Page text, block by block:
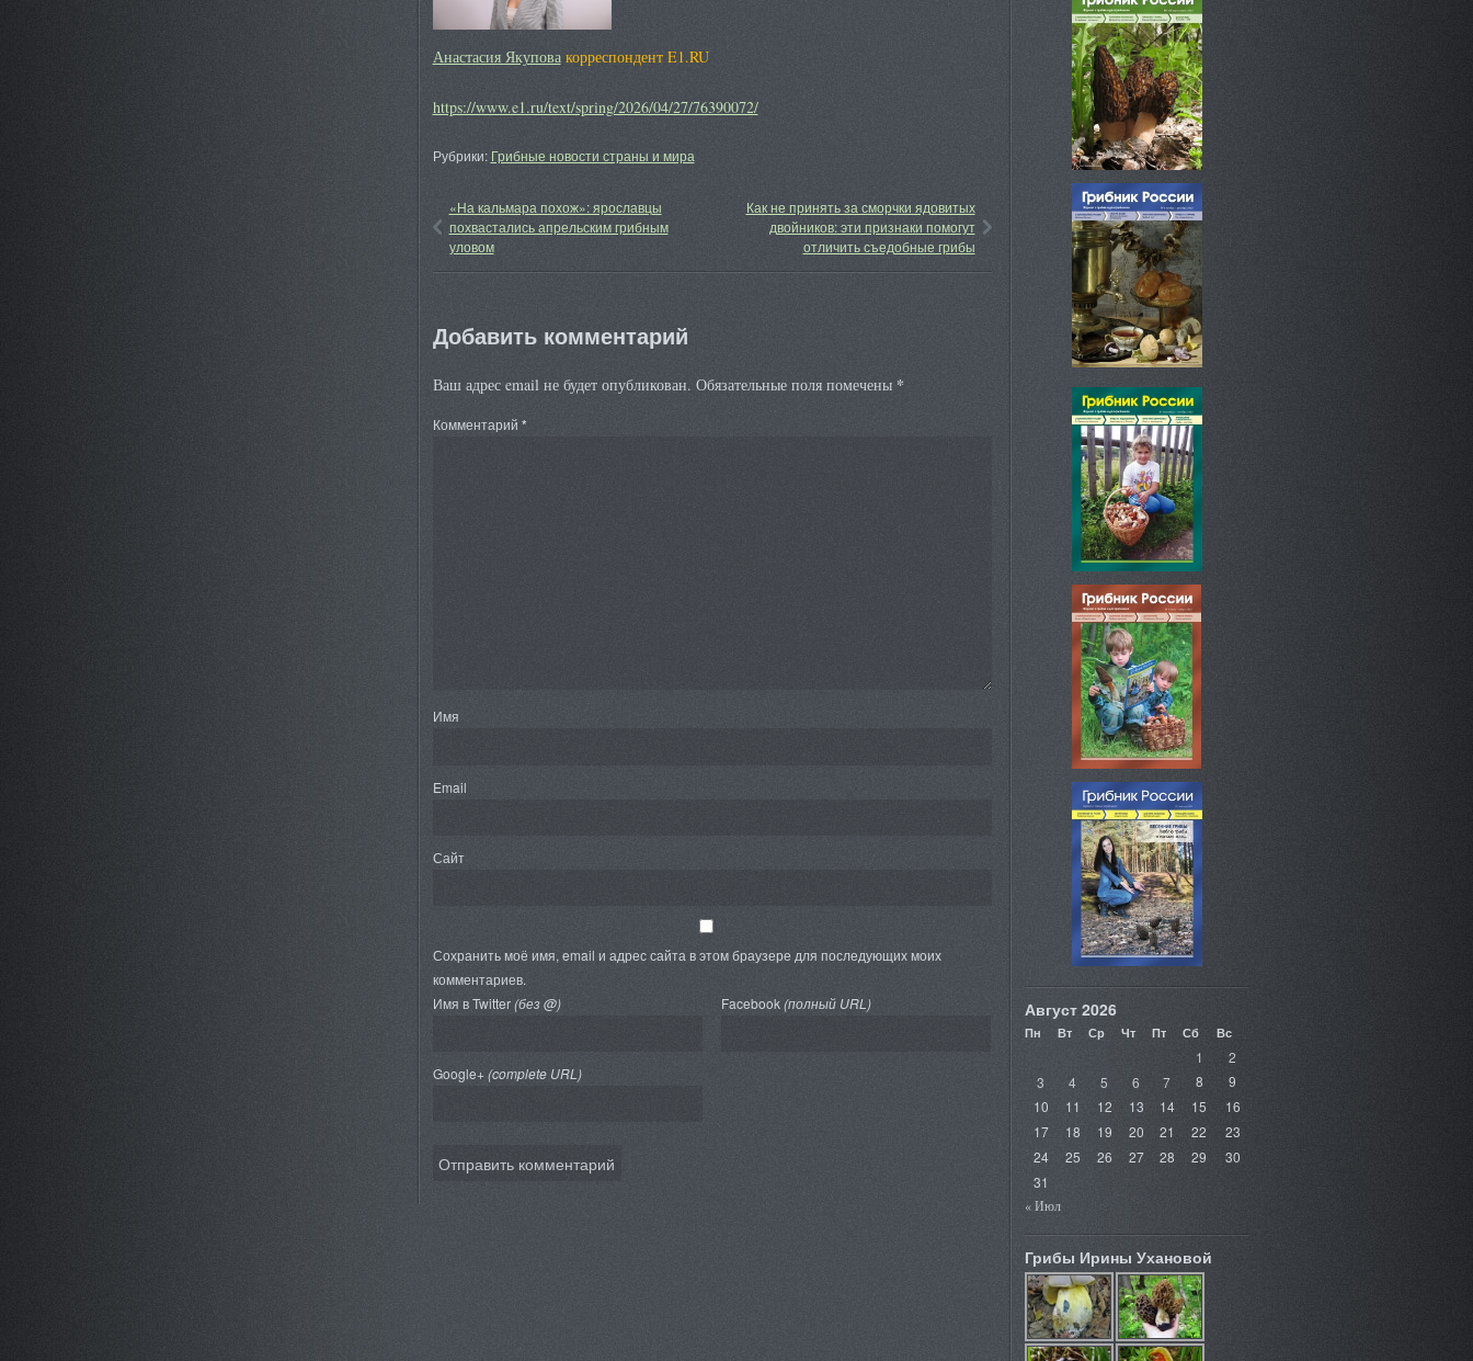
Анастасия Якуповакорреспондент E1.RU
https://www.e1.ru/text/spring/2026/04/27/76390072/
Рубрики: Грибные новости страны и мира
«На кальмара похож»: ярославцы
похвастались апрельским грибным
уловом
Как не принять за сморчки ядовитых
двойников: эти признаки помогут
отличить съедобные грибы
Добавить комментарий
Ваш адрес email не будет опубликован. Обязательные поля помечены *
Комментарий *
Имя
Email
Сайт
Сохранить моё имя, email и адрес сайта в этом браузере для последующих моих
комментариев.
Имя в Twitter(без @) Facebook(полный URL)
Google+(complete URL)
Август 2026
Пн Вт Ср Чт Пт Сб Вс
1
2
3
4 5 6 7 8
9
10
11 12 13 14 15
16
17
18 19 20 21 22
23
24
25 26 27 28 29
30
31
« Июл
Грибы Ирины Ухановой